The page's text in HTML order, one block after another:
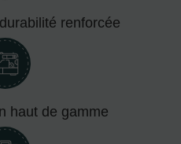
renforcée
haut de gamme